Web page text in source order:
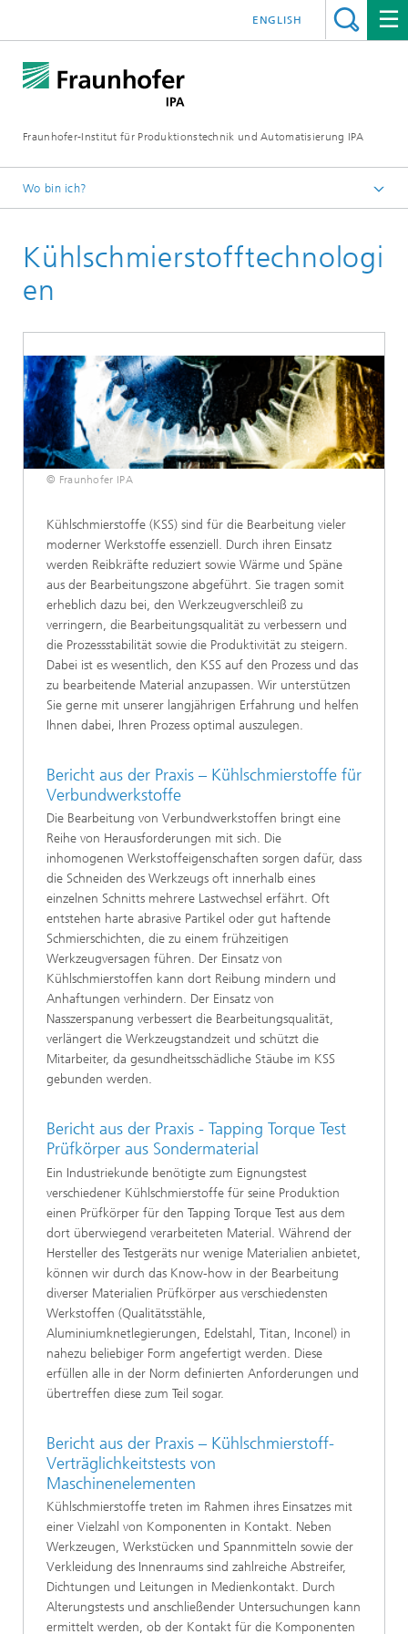
Fraunhofer-Institut für Produktionstechnik und Automatisierung IPA
ENGLISH
Wo bin ich?
Lösungen
Kühlschmierstofftechnologi
en
© Fraunhofer IPA
Kühlschmierstoffe (KSS) sind für die Bearbeitung vieler
moderner Werkstoffe essenziell. Durch ihren Einsatz
werden Reibkräfte reduziert sowie Wärme und Späne
aus der Bearbeitungszone abgeführt. Sie tragen somit
erheblich dazu bei, den Werkzeugverschleiß zu
verringern, die Bearbeitungsqualität zu verbessern und
die Prozessstabilität sowie die Produktivität zu steigern.
Dabei ist es wesentlich, den KSS auf den Prozess und das
zu bearbeitende Material anzupassen. Wir unterstützen
Sie gerne mit unserer langjährigen Erfahrung und helfen
Ihnen dabei, Ihren Prozess optimal auszulegen.
Bericht aus der Praxis – Kühlschmierstoffe für
Verbundwerkstoffe
Die Bearbeitung von Verbundwerkstoffen bringt eine
Reihe von Herausforderungen mit sich. Die
inhomogenen Werkstoffeigenschaften sorgen dafür, dass
die Schneiden des Werkzeugs oft innerhalb eines
einzelnen Schnitts mehrere Lastwechsel erfährt. Oft
entstehen harte abrasive Partikel oder gut haftende
Schmierschichten, die zu einem frühzeitigen
Werkzeugversagen führen. Der Einsatz von
Kühlschmierstoffen kann dort Reibung mindern und
Anhaftungen verhindern. Der Einsatz von
Nasszerspanung verbessert die Bearbeitungsqualität,
verlängert die Werkzeugstandzeit und schützt die
Mitarbeiter, da gesundheitsschädliche Stäube im KSS
gebunden werden.
Bericht aus der Praxis - Tapping Torque Test
Prüfkörper aus Sondermaterial
Ein Industriekunde benötigte zum Eignungstest
verschiedener Kühlschmierstoffe für seine Produktion
einen Prüfkörper für den Tapping Torque Test aus dem
dort überwiegend verarbeiteten Material. Während der
Hersteller des Testgeräts nur wenige Materialien anbietet,
können wir durch das Know-how in der Bearbeitung
diverser Materialien Prüfkörper aus verschiedensten
Werkstoffen (Qualitätsstähle,
Aluminiumknetlegierungen, Edelstahl, Titan, Inconel) in
nahezu beliebiger Form angefertigt werden. Diese
erfüllen alle in der Norm definierten Anforderungen und
übertreffen diese zum Teil sogar.
Bericht aus der Praxis – Kühlschmierstoff-
Verträglichkeitstests von
Maschinenelementen
Kühlschmierstoffe treten im Rahmen ihres Einsatzes mit
einer Vielzahl von Komponenten in Kontakt. Neben
Werkzeugen, Werkstücken und Spannmitteln sowie der
Verkleidung des Innenraums sind zahlreiche Abstreifer,
Dichtungen und Leitungen in Medienkontakt. Durch
Alterungstests und anschließender Untersuchungen kann
ermittelt werden, ob der Kontakt für die Komponenten